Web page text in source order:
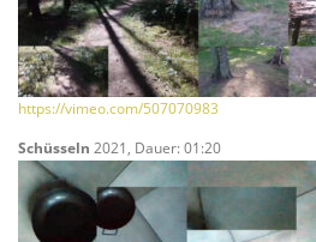
https://vimeo.com/507070983
Schüsseln 2021, Dauer: 01:20